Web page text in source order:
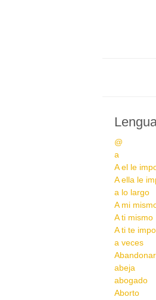
@
a
A el le
A ella le
a lo largo
A mi
A ti mismo
A ti te
a veces
Abandonar
abeja
abogado
Aborto